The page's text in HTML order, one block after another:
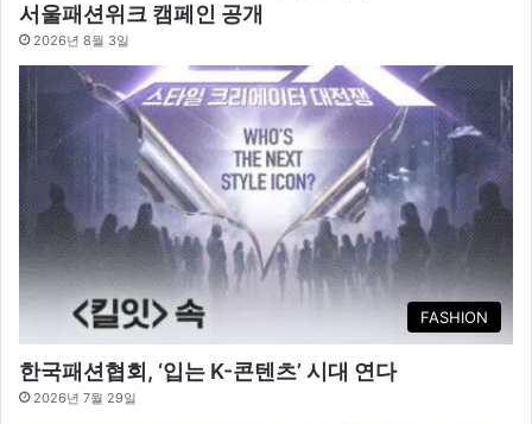
서울패션위크 캠페인 공개
2026년 8월 3일
FASHION
한국패션협회, ‘입는 K-콘텐츠’ 시대 연다
2026년 7월 29일